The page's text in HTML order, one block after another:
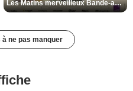
Les Matins merveilleux Bande-annonce VF
ne pas manquer